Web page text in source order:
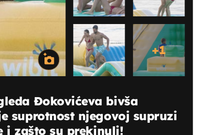
+1
Đokovićeva bivša
suprotnost njegovoj supruzi
i zašto su prekinuli!